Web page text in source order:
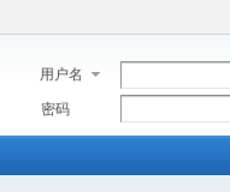
用户名
密码